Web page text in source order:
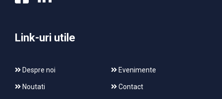
Link-uri utile
Despre noi Evenimente
Noutati Contact